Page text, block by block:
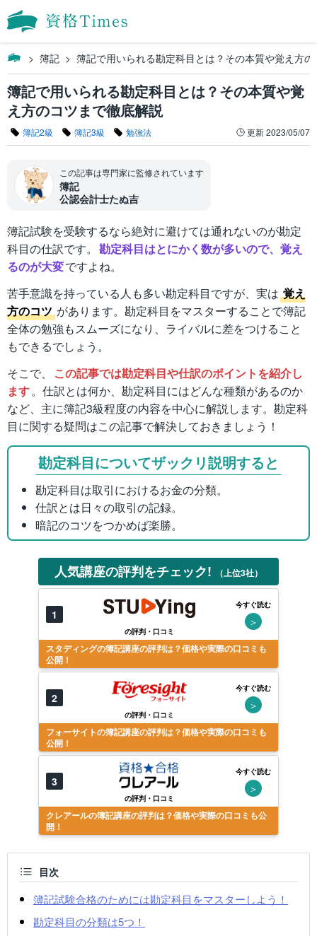
簿記 簿記で用いられる勘定科目とは？その本質や覚え方
簿記で用いられる勘定科目とは？その本質や覚
え方のコツまで徹底解説
簿記2級 簿記3級 勉強法 更新2023/05/07
この記事は専門家に監修されています
簿記
公認会計士たぬ吉
簿記試験を受験するなら絶対に避けては通れないのが勘定
科目の仕訳です。 勘定科目はとにかく数が多いので、覚え
るのが大変ですよね。
苦手意識を持っている人も多い勘定科目ですが、実は 覚え
方のコツ があります。勘定科目をマスターすることで簿記
全体の勉強もスムーズになり、ライバルに差をつけること
もできるでしょう。
そこで、
この記事では勘定科目や仕訳のポイントを紹介し
ます。仕訳とは何か、勘定科目にはどんな種類があるのか
など、主に簿記3級程度の内容を中心に解説します。勘定科
目に関する疑問はこの記事で解決しておきましょう！
勘定科目についてザックリ説明すると
勘定科目は取引におけるお金の分類。
仕訳とは日々の取引の記録。
暗記のコツをつかめば楽勝。
人気講座の評判をチェック! （上位3社）
1
の評判・口コミ
今すぐ読む
＞
スタディングの簿記講座の評判は？価格や実際の口コミも
公開！
2
の評判・口コミ
今すぐ読む
＞
フォーサイトの簿記講座の評判は？価格や実際の口コミも
公開！
3
の評判・口コミ
今すぐ読む
＞
クレアールの簿記講座の評判は？価格や実際の口コミも公
開！
目次
簿記試験合格のためには勘定科目をマスターしよう！
勘定科目の分類は5つ！